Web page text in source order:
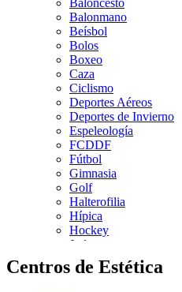
Baloncesto
Balonmano
Beísbol
Bolos
Boxeo
Caza
Ciclismo
Deportes Aéreos
Deportes de Invierno
Espeleología
FCDDF
Fútbol
Gimnasia
Golf
Halterofilia
Hípica
Hockey
Judo
Kárate
Kickboxing
Centros de Estética